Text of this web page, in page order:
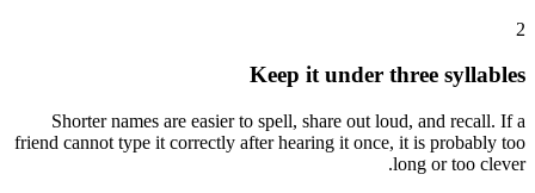
2
Keep it under three syllables
Shorter names are easier to spell, share out loud, and recall. If a
friend cannot type it correctly after hearing it once, it is probably too
long or too clever.